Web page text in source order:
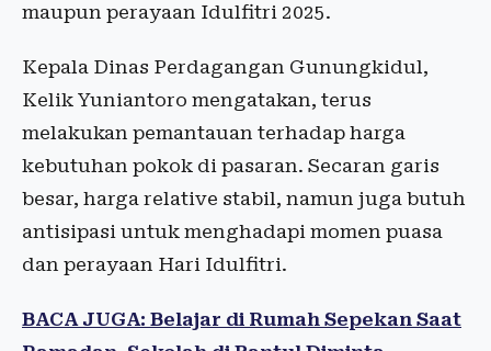
maupun perayaan Idulfitri 2025.
Kepala Dinas Perdagangan Gunungkidul,
Kelik Yuniantoro mengatakan, terus
melakukan pemantauan terhadap harga
kebutuhan pokok di pasaran. Secaran garis
besar, harga relative stabil, namun juga butuh
antisipasi untuk menghadapi momen puasa
dan perayaan Hari Idulfitri.
BACA JUGA: Belajar di Rumah Sepekan Saat